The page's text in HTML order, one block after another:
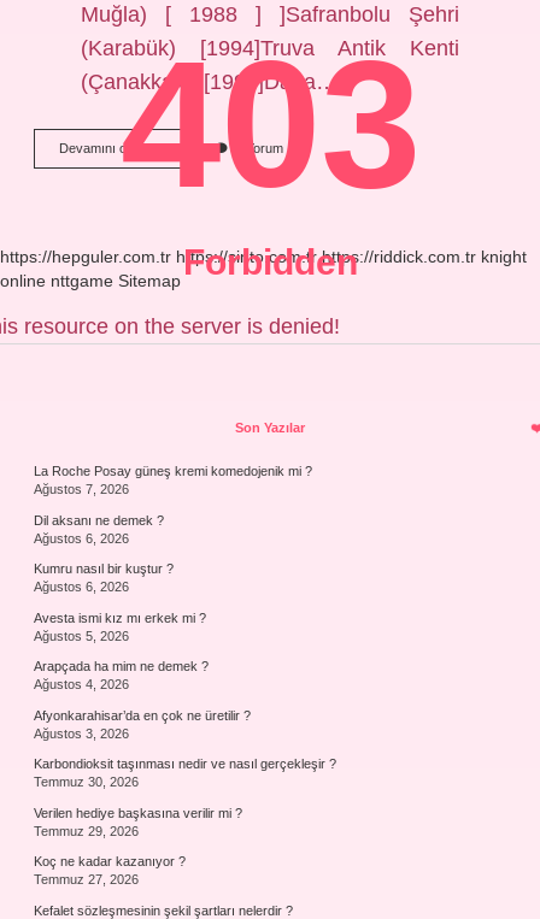
Muğla) [ 1988 ] ]Safranbolu Şehri
(Karabük) [1994]Truva Antik Kenti
(Çanakkale) [1998]Daha…
Devamını okuyunDünyanın
Ortak
2 Yorum
https://hepguler.com.tr https://sinto.com.tr https://riddick.com.tr knight
online nttgame Sitemap
Son Yazılar
La Roche Posay güneş kremi komedojenik mi ?
Ağustos 7, 2026
Dil aksanı ne demek ?
Ağustos 6, 2026
Kumru nasıl bir kuştur ?
Ağustos 6, 2026
Avesta ismi kız mı erkek mi ?
Ağustos 5, 2026
Arapçada ha mim ne demek ?
Ağustos 4, 2026
Afyonkarahisar’da en çok ne üretilir ?
Ağustos 3, 2026
Karbondioksit taşınması nedir ve nasıl gerçekleşir ?
Temmuz 30, 2026
Verilen hediye başkasına verilir mi ?
Temmuz 29, 2026
Koç ne kadar kazanıyor ?
Temmuz 27, 2026
Kefalet sözleşmesinin şekil şartları nelerdir ?
403
Forbidden
resource on the server is denied!